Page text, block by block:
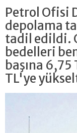
Petrol Ofisi
depolama
tadil edildi.
bedelleri
başına
TL'ye